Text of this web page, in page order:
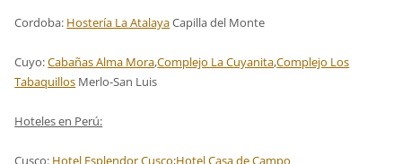
Cordoba: Hostería La AtalayaCapilla del Monte
Cuyo:Cabañas Alma Mora,Complejo La Cuyanita,Complejo Los
Tabaquillos Merlo-San Luis
Hoteles en Perú:
Cusco: Hotel Esplendor Cusco;Hotel Casa de Campo